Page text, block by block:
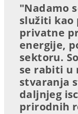
"Nadamo
služiti kao
privatne
energije,
sektoru.
se rabiti u
stvaranja
daljnjeg
prirodnih